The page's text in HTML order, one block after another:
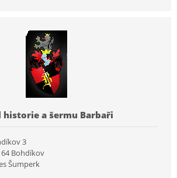
a šermu Barbaři
3
64 Bohdíkov
Šumperk